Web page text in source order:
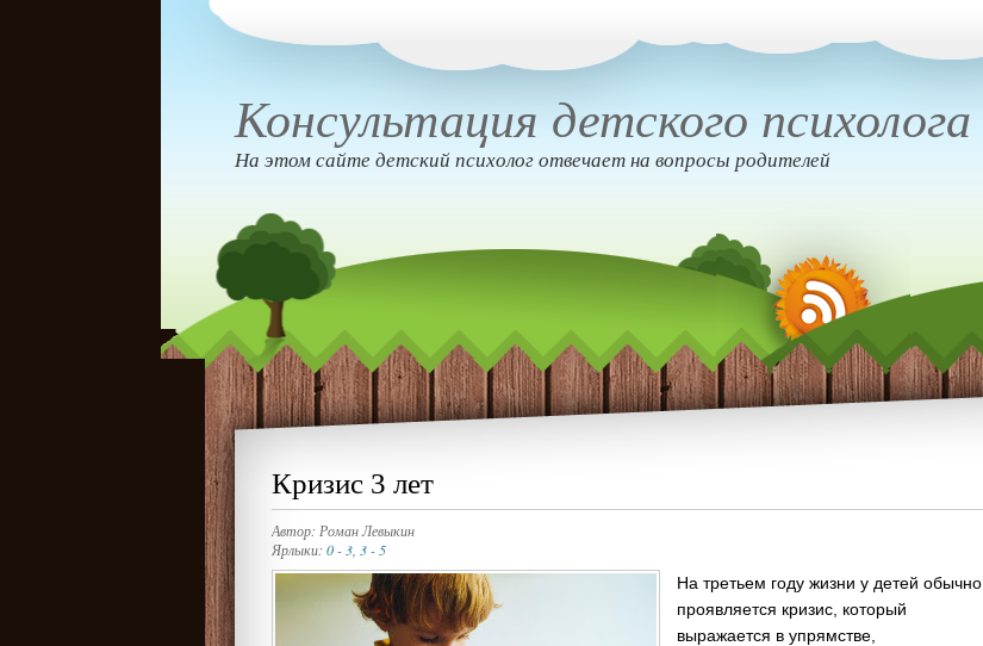
Консультация детского психолога
На этом сайте детский психолог отвечает на вопросы родителей
Кризис 3 лет
Автор: Роман Левыкин
Ярлыки: 0 - 3 3 - 5
На третьем году жизни у детей обычно
проявляется кризис, который
выражается в упрямстве,